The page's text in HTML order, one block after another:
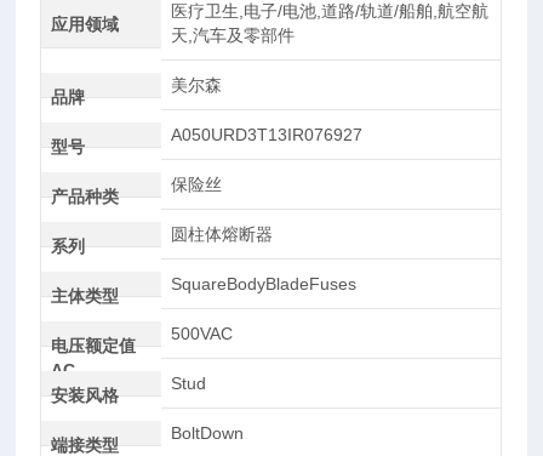
应用领域
医疗卫生,电子/电池,道路/轨道/船舶,航空航
天,汽车及零部件
品牌
美尔森
型号
A050URD3T13IR076927
产品种类
保险丝
系列
圆柱体熔断器
主体类型
SquareBodyBladeFuses
电压额定值
AC
500VAC
安装风格
Stud
端接类型
BoltDown